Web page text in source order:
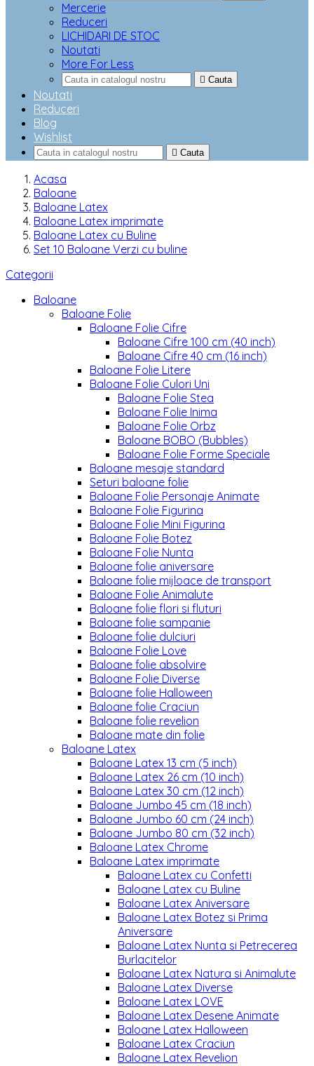
Mercerie
Reduceri
LICHIDARI DE STOC
Noutati
More For Less
 Cauta
Noutati
Reduceri
Blog
Wishlist
 Cauta
Acasa
Baloane
Baloane Latex
Baloane Latex imprimate
Baloane Latex cu Buline
Set 10 Baloane Verzi cu buline
Categorii
Baloane
Baloane Folie
Baloane Folie Cifre
Baloane Cifre 100 cm (40 inch)
Baloane Cifre 40 cm (16 inch)
Baloane Folie Litere
Baloane Folie Culori Uni
Baloane Folie Stea
Baloane Folie Inima
Baloane Folie Orbz
Baloane BOBO (Bubbles)
Baloane Folie Forme Speciale
Baloane mesaje standard
Seturi baloane folie
Baloane Folie Personaje Animate
Baloane Folie Figurina
Baloane Folie Mini Figurina
Baloane Folie Botez
Baloane Folie Nunta
Baloane folie aniversare
Baloane folie mijloace de transport
Baloane Folie Animalute
Baloane folie flori si fluturi
Baloane folie sampanie
Baloane folie dulciuri
Baloane Folie Love
Baloane folie absolvire
Baloane Folie Diverse
Baloane folie Halloween
Baloane folie Craciun
Baloane folie revelion
Baloane mate din folie
Baloane Latex
Baloane Latex 13 cm (5 inch)
Baloane Latex 26 cm (10 inch)
Baloane Latex 30 cm (12 inch)
Baloane Jumbo 45 cm (18 inch)
Baloane Jumbo 60 cm (24 inch)
Baloane Jumbo 80 cm (32 inch)
Baloane Latex Chrome
Baloane Latex imprimate
Baloane Latex cu Confetti
Baloane Latex cu Buline
Baloane Latex Aniversare
Baloane Latex Botez si Prima
Aniversare
Baloane Latex Nunta si Petrecerea
Burlacitelor
Baloane Latex Natura si Animalute
Baloane Latex Diverse
Baloane Latex LOVE
Baloane Latex Desene Animate
Baloane Latex Halloween
Baloane Latex Craciun
Baloane Latex Revelion